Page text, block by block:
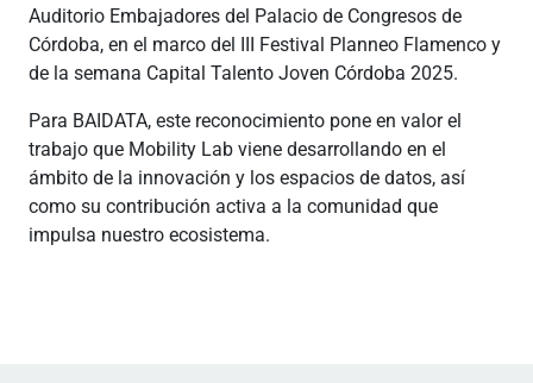
Auditorio Embajadores del Palacio de Congresos de
Córdoba, en el marco del III Festival Planneo Flamenco y
de la semana Capital Talento Joven Córdoba 2025.
Para BAIDATA, este reconocimiento pone en valor el
trabajo que Mobility Lab viene desarrollando en el
ámbito de la innovación y los espacios de datos, así
como su contribución activa a la comunidad que
impulsa nuestro ecosistema.